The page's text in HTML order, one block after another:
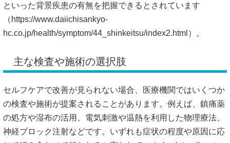
といった背景疾患の有無を把握できるとされています
（ https://www.daiichisankyo-
hc.co.jp/health/symptom/44_shinkeitsu/index2.html）。
主な検査や施術の選択肢
セルフケアで改善が見られない場合、医療機関ではいくつか
の検査や施術が提案されることがあります。例えば、鎮痛薬
の処方や湿布の活用、電気刺激や温熱を利用した物理療法、
神経ブロック注射などです。いずれも症状の程度や原因に応